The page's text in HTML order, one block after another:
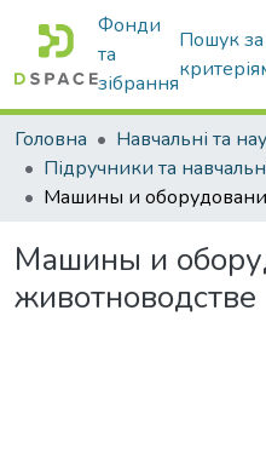
Фонди
та
зібрання
Пошук за
Головна
Машины и
животноводстве